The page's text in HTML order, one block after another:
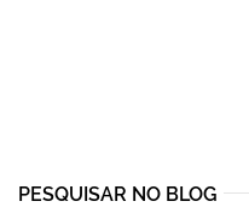
PESQUISAR NO BLOG